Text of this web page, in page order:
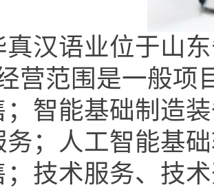
汉语业位于山
营范围是一般项
；智能基础制造
务；人工智能基
；技术服务、技